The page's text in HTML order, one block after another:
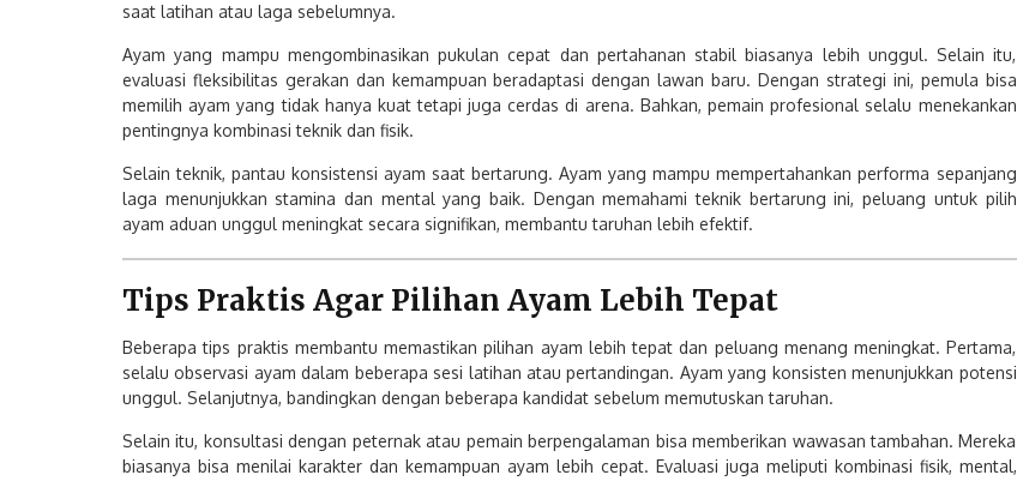
saat latihan atau laga sebelumnya.
Ayam yang mampu mengombinasikan pukulan cepat dan pertahanan stabil biasanya lebih unggul. Selain itu,
evaluasi fleksibilitas gerakan dan kemampuan beradaptasi dengan lawan baru. Dengan strategi ini, pemula bisa
memilih ayam yang tidak hanya kuat tetapi juga cerdas di arena. Bahkan, pemain profesional selalu menekankan
pentingnya kombinasi teknik dan fisik.
Selain teknik, pantau konsistensi ayam saat bertarung. Ayam yang mampu mempertahankan performa sepanjang
laga menunjukkan stamina dan mental yang baik. Dengan memahami teknik bertarung ini, peluang untuk pilih
ayam aduan unggul meningkat secara signifikan, membantu taruhan lebih efektif.
Tips Praktis Agar Pilihan Ayam Lebih Tepat
Beberapa tips praktis membantu memastikan pilihan ayam lebih tepat dan peluang menang meningkat. Pertama,
selalu observasi ayam dalam beberapa sesi latihan atau pertandingan. Ayam yang konsisten menunjukkan potensi
unggul. Selanjutnya, bandingkan dengan beberapa kandidat sebelum memutuskan taruhan.
Selain itu, konsultasi dengan peternak atau pemain berpengalaman bisa memberikan wawasan tambahan. Mereka
biasanya bisa menilai karakter dan kemampuan ayam lebih cepat. Evaluasi juga meliputi kombinasi fisik, mental,